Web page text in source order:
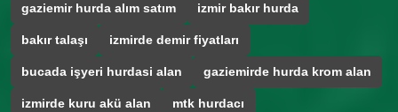
gaziemir hurda alım satım izmir bakır hurda
bakır talaşı izmirde demir fiyatları
bucada işyeri hurdasi alan gaziemirde hurda krom alan
izmirde kuru akü alan mtk hurdacı